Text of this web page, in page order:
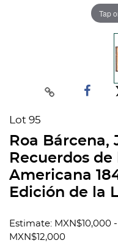
Tap
Lot 95
Roa Bárcena,
Recuerdos
Americana
Edición de la
Estimate: MXN$10,000 -
MXN$12,000